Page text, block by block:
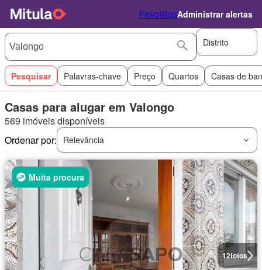
FavoritosAdministrar alertas
Distrito
Pesquisar Palavras-chave Preço Quartos Casas de
Casas para alugar em Valongo
569 imóveis disponíveis
Ordenar por:
Relevância
12fotos
Muita procura